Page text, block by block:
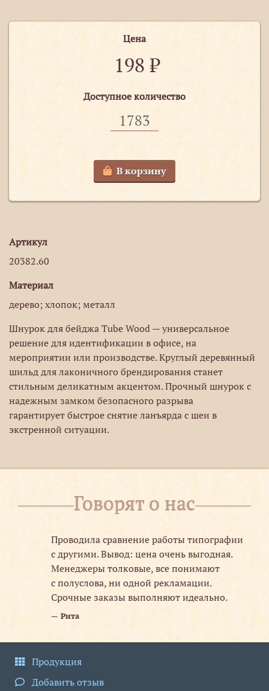
Цена
198₽
Доступное количество
В корзину
Артикул
20382.60
Материал
дерево; хлопок; металл
Шнурок для бейджа Tube Wood — универсальное
решение для идентификации в офисе, на
мероприятии или производстве. Круглый деревянный
шильд для лаконичного брендирования станет
стильным деликатным акцентом. Прочный шнурок с
надежным замком безопасного разрыва
гарантирует быстрое снятие ланъярда с шеи в
экстренной ситуации.
Говорят о нас
Проводила сравнение работы типографии
с другими. Вывод: цена очень выгодная.
Менеджеры толковые, все понимают
с полуслова, ни одной рекламации.
Срочные заказы выполняют идеально.
Рита
Продукция
Добавить отзыв